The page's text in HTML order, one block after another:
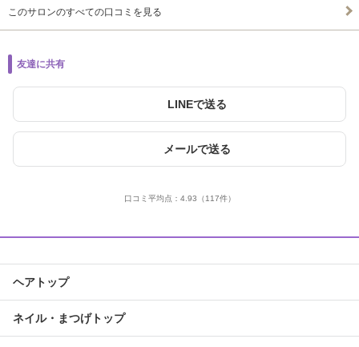
このサロンのすべての口コミを見る
友達に共有
LINEで送る
メールで送る
口コミ平均点： 4.93 （117件）
ヘアトップ
ネイル・まつげトップ